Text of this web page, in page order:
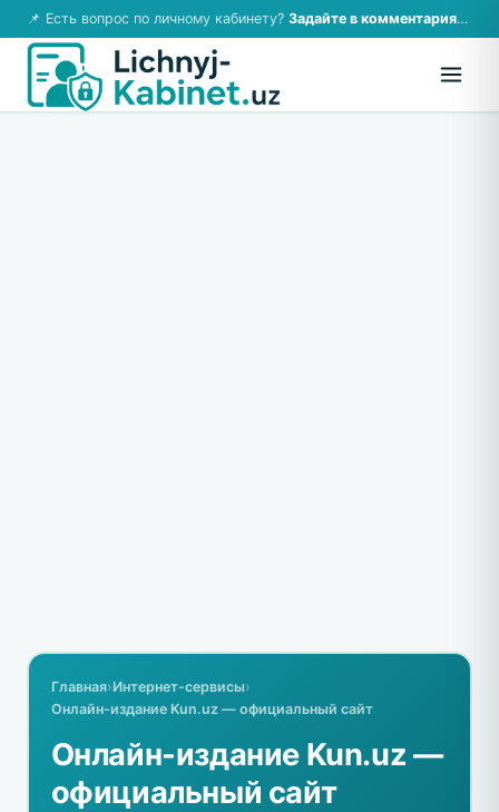
📌 Есть вопрос по личному кабинету? Задайте в комментариях — ответим!
Главная›Интернет-сервисы›
Онлайн-издание Kun.uz — официальный сайт
Онлайн-издание Kun.uz —
официальный сайт